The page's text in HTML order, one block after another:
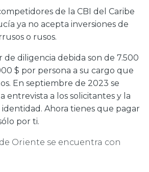
de la CBI del Caribe
ya no acepta inversiones de
o rusos.
de diligencia debida son de 7.500
$ por persona a su cargo que
En septiembre de 2023 se
entrevista a los solicitantes y la
Ahora tienes que pagar
por ti.